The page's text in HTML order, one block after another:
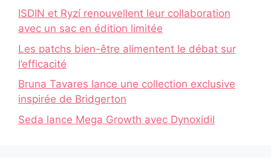
ISDIN et Ryzí renouvellent leur collaboration
avec un sac en édition limitée
Les patchs bien-être alimentent le débat sur
l’efficacité
Bruna Tavares lance une collection exclusive
inspirée de Bridgerton
Seda lance Mega Growth avec Dynoxidil